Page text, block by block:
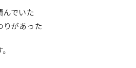
んでいた
りがあった